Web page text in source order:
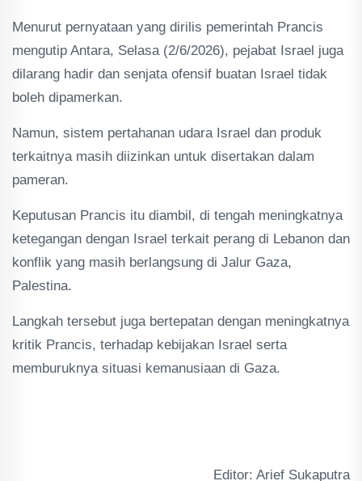
Menurut pernyataan yang dirilis pemerintah Prancis
mengutip Antara, Selasa (2/6/2026), pejabat Israel juga
dilarang hadir dan senjata ofensif buatan Israel tidak
boleh dipamerkan.
Namun, sistem pertahanan udara Israel dan produk
terkaitnya masih diizinkan untuk disertakan dalam
pameran.
Keputusan Prancis itu diambil, di tengah meningkatnya
ketegangan dengan Israel terkait perang di Lebanon dan
konflik yang masih berlangsung di Jalur Gaza,
Palestina.
Langkah tersebut juga bertepatan dengan meningkatnya
kritik Prancis, terhadap kebijakan Israel serta
memburuknya situasi kemanusiaan di Gaza.
Editor: Arief Sukaputra